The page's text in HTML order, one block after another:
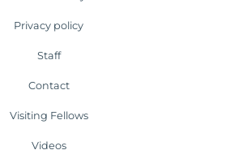
Privacy policy
Staff
Contact
Visiting Fellows
Videos